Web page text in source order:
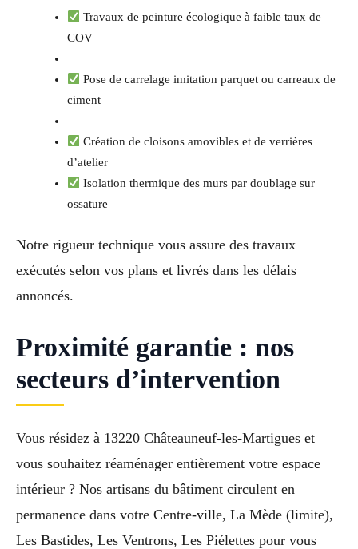
Travaux de peinture écologique à faible taux de
COV
Pose de carrelage imitation parquet ou carreaux de
ciment
Création de cloisons amovibles et de verrières
d’atelier
Isolation thermique des murs par doublage sur
ossature
Notre rigueur technique vous assure des travaux
exécutés selon vos plans et livrés dans les délais
annoncés.
Proximité garantie : nos
secteurs d’intervention
Vous résidez à 13220 Châteauneuf-les-Martigues et
vous souhaitez réaménager entièrement votre espace
intérieur ? Nos artisans du bâtiment circulent en
permanence dans votre Centre-ville, La Mède (limite),
Les Bastides, Les Ventrons, Les Piélettes pour vous